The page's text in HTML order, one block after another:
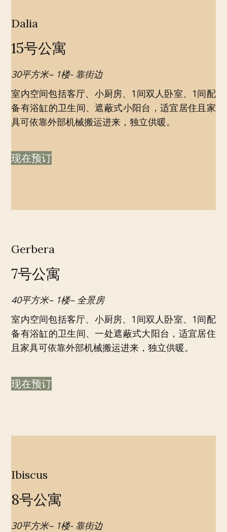
Dalia
15号公寓
30平方米– 1楼- 靠街边
室内空间包括客厅、小厨房、1间双人卧室、1间配
备有浴缸的卫生间、遮蔽式小阳台，适宜居住且家
具可依靠外部机械搬运进来，独立供暖。
现在预订
Gerbera
7号公寓
40平方米– 1楼– 全景房
室内空间包括客厅、小厨房、1间双人卧室、1间配
备有浴缸的卫生间、一处遮蔽式大阳台，适宜居住
且家具可依靠外部机械搬运进来，独立供暖。
现在预订
Ibiscus
8号公寓
30平方米– 1楼- 靠街边